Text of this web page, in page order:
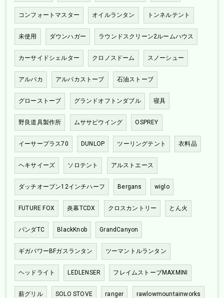
コンフォートマスター オイルランタン トンネルテント
未使用 ダウンハガー ラウンドスクリーン2ルームハウス
カーサイドシェルター クロノスドーム スノーシュー
アルパカ アルパカストーブ 石油ストーブ
グローストーブ グランドオフトンダブル 寝具
野良道具製作所 ムササビウイング OSPREY
イーサープラス70 DUNLOP ツーリングテント 衣料品
ヘキサイーズ ソロテント アルストエース
ダッチオーブン12インチハーフ Bergans wiglo
FUTURE FOX 炎幕TCDX クロスカントリー とん火
パンダTC BlackKnob GrandCanyon
ギガパワーBFガスランタン ツーマントルランタン
ヘッドライト LEDLENSER フレイムストーブMAXMINI
薪グリル SOLO STOVE ranger rawlowmountainworks